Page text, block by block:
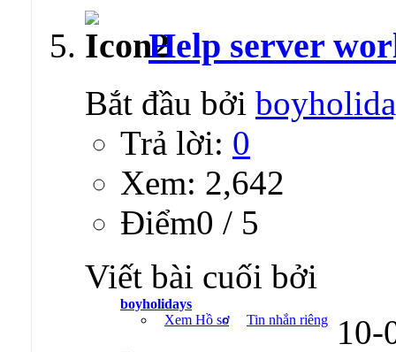
Help server
Bắt đầu bởi
Trả lời: 0
Xem: 2,642
Ðiểm0 / 5
Viết bài cuối bởi
boyholidays
Xem Hồ sơ
Tin nhắn riêng